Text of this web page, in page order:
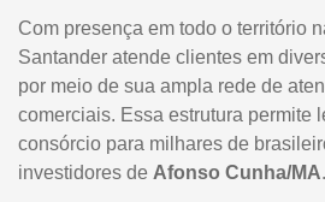
Com presença em todo o território
Santander atende clientes em
por meio de sua ampla rede de
comerciais. Essa estrutura permite
consórcio para milhares de
investidores de Afonso Cunha/MA.